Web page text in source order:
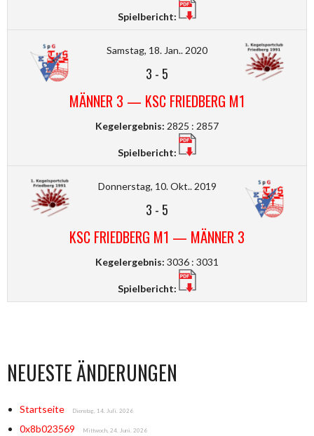
Spielbericht:
Samstag, 18. Jan.. 2020
3 - 5
MÄNNER 3 — KSC FRIEDBERG M1
Kegelergebnis: 2825 : 2857
Spielbericht:
Donnerstag, 10. Okt.. 2019
3 - 5
KSC FRIEDBERG M1 — MÄNNER 3
Kegelergebnis: 3036 : 3031
Spielbericht:
NEUESTE ÄNDERUNGEN
Startseite Dienstag, 14. Juli. 2026
0x8b023569 Mittwoch, 24. Juni. 2026